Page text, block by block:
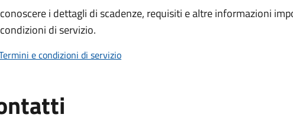
i dettagli di scadenze, requisiti e altre informazioni
di servizio.
e condizioni di servizio